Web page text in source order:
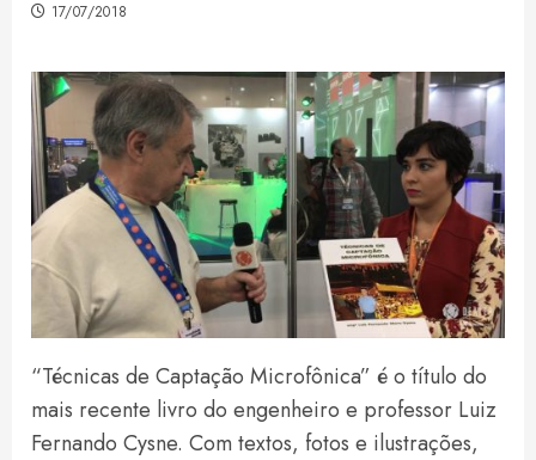
17/07/2018
“Técnicas de Captação Microfônica” é o título do
mais recente livro do engenheiro e professor Luiz
Fernando Cysne. Com textos, fotos e ilustrações,